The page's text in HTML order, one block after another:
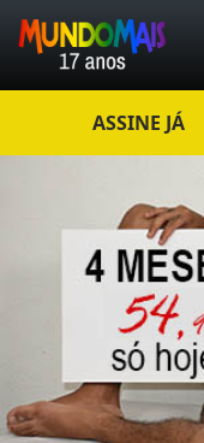
ASSINE JÁ